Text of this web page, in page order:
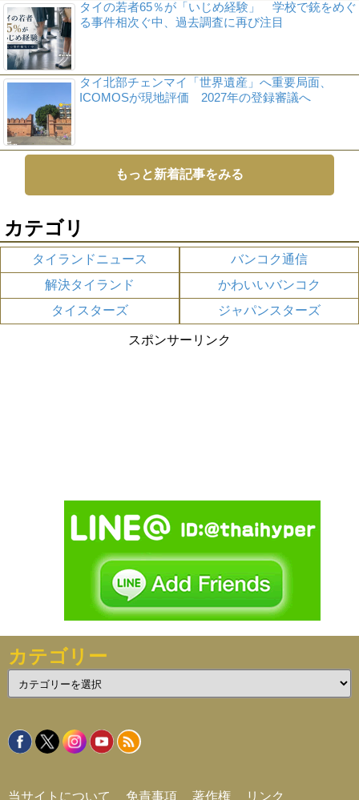
タイの若者65％が「いじめ経験」 学校で銃をめぐ
る事件相次ぐ中、過去調査に再び注目
タイ北部チェンマイ「世界遺産」へ重要局面、
ICOMOSが現地評価 2027年の登録審議へ
もっと新着記事をみる
カテゴリ
タイランドニュース
バンコク通信
解決タイランド
かわいいバンコク
タイスターズ
ジャパンスターズ
スポンサーリンク
カテゴリー
テ
リ
ー
当サイトについて 免責事項 著作権 リンク